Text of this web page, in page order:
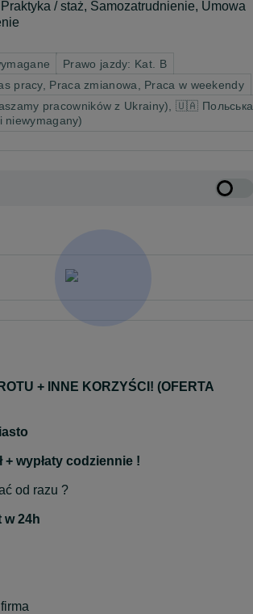
Praktyka / staż, Samozatrudnienie, Umowa
Prawo jazdy: Kat. B
pracy, Praca zmianowa, Praca w weekendy
pracowników z Ukrainy), 🇺🇦 Польська
niewymagany)
+ INNE KORZYŚCI! (OFERTA
+ wypłaty codziennie !
od razu ?
w 24h